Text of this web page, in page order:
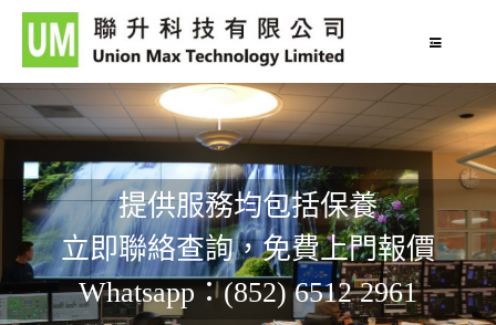
提供服務均包括保養
立即聯絡查詢，免費上門報價
Whatsapp：(852) 6512 2961